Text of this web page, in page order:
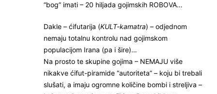
“bog” imati – 20 hiljada gojimskih ROBOVA…
Dakle – ćifutarija (KULT-kamatra) – odjednom
nemaju totalnu kontrolu nad gojimskom
populacijom Irana (pa i šire)…
Na prosto te skupine gojima – NEMAJU više
nikakve ćifut-piramide “autoriteta” – koju bi trebali
slušati, a imaju ogromne količine bombi i streljiva –